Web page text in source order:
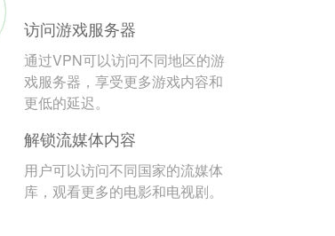
访问游戏服务器
通过VPN可以访问不同地区的游
戏服务器，享受更多游戏内容和
更低的延迟。
解锁流媒体内容
用户可以访问不同国家的流媒体
库，观看更多的电影和电视剧。